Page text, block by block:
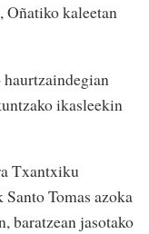
Oñatiko kaleetan
ikasleekin
Txantxiku
Tomas azoka
baratzean jasotako